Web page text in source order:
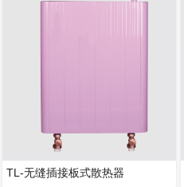
TL-无缝插接板式散热器